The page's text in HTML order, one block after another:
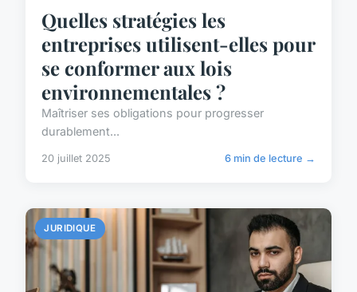
Quelles stratégies les
entreprises utilisent-elles pour
se conformer aux lois
environnementales ?
Maîtriser ses obligations pour progresser
durablement...
20 juillet 2025 6 min de lecture →
JURIDIQUE